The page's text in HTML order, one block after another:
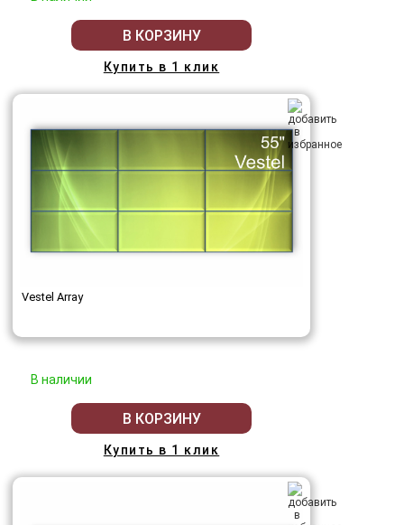
В КОРЗИНУ
Купить в 1 клик
Vestel Array
В наличии
В КОРЗИНУ
Купить в 1 клик